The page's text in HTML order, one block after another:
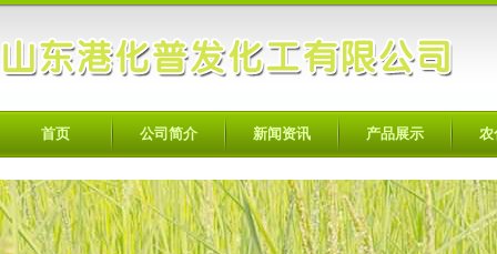
首页 公司简介 新闻资讯 产品展示 农